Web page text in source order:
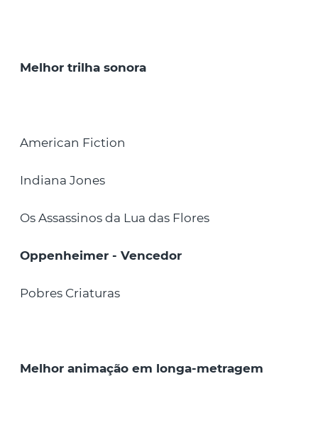
Melhor trilha sonora
American Fiction
Indiana Jones
Os Assassinos da Lua das Flores
Oppenheimer - Vencedor
Pobres Criaturas
Melhor animação em longa-metragem